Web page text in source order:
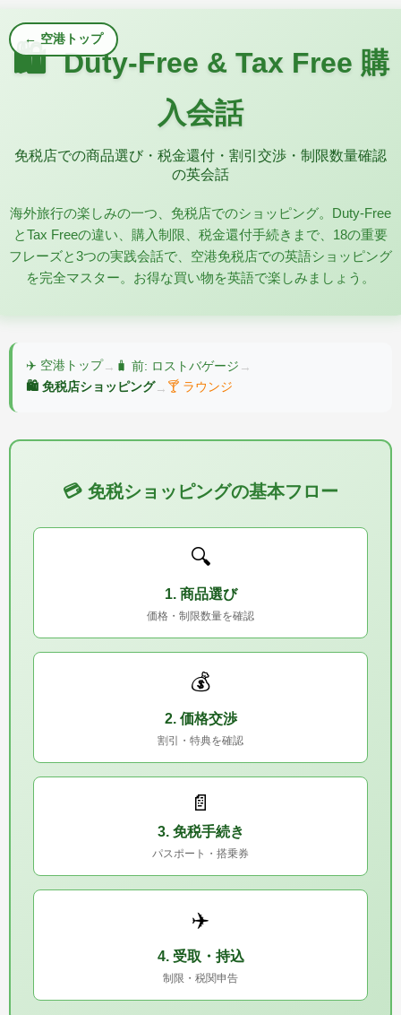
← 空港トップ
🛍️ Duty-Free & Tax Free 購
入会話
免税店での商品選び・税金還付・割引交渉・制限数量確認
の英会話
海外旅行の楽しみの一つ、免税店でのショッピング。Duty-Free
とTax Freeの違い、購入制限、税金還付手続きまで、18の重要
フレーズと3つの実践会話で、空港免税店での英語ショッピング
を完全マスター。お得な買い物を英語で楽しみましょう。
✈️ 空港トップ→ 🧳 前: ロストバゲージ →
🛍️ 免税店ショッピング→ 🍸 ラウンジ
💳 免税ショッピングの基本フロー
🔍
1. 商品選び
価格・制限数量を確認
💰
2. 価格交渉
割引・特典を確認
📄
3. 免税手続き
パスポート・搭乗券
✈️
4. 受取・持込
制限・税関申告